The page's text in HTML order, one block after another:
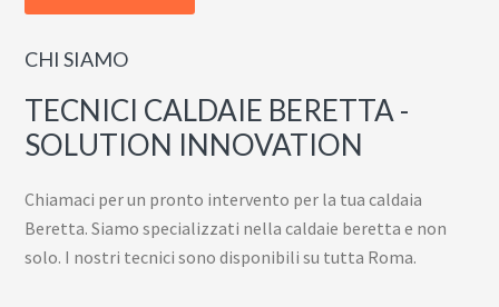
CHI SIAMO
TECNICI CALDAIE BERETTA -
SOLUTION INNOVATION
Chiamaci per un pronto intervento per la tua caldaia
Beretta. Siamo specializzati nella caldaie beretta e non
solo. I nostri tecnici sono disponibili su tutta Roma.